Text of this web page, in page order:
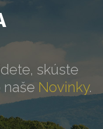
skúste
Novinky.